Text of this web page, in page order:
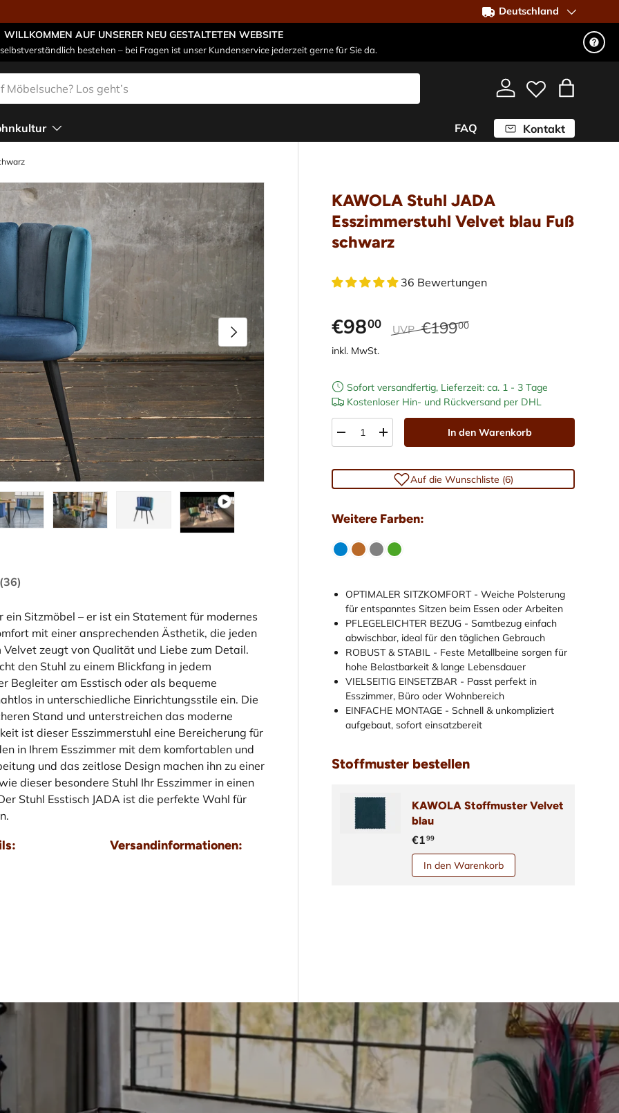
Deutschland
WILLKOMMEN AUF UNSERER NEU GESTALTETEN WEBSITE
bestehen – bei Fragen ist unser Kundenservice jederzeit gerne für Sie da.
Einloggen
FAQ Kontakt
Nächste
laden
5 in Galerieansicht laden
Bild 6 in Galerieansicht laden
Bild 7 in Galerieansicht laden
Video 1 in Galerieansicht abspielen
KAWOLA Stuhl JADA
Esszimmerstuhl Velvet blau Fuß
schwarz
36 Bewertungen
€9800 UVP €19900
inkl. MwSt.
Sofort versandfertig, Lieferzeit: ca. 1 - 3 Tage
Kostenloser Hin- und Rückversand per DHL
-
+ In den Warenkorb
Auf die Wunschliste (6)
Weitere Farben:
OPTIMALER SITZKOMFORT - Weiche Polsterung
für entspanntes Sitzen beim Essen oder Arbeiten
PFLEGELEICHTER BEZUG - Samtbezug einfach
abwischbar, ideal für den täglichen Gebrauch
ROBUST & STABIL - Feste Metallbeine sorgen für
hohe Belastbarkeit & lange Lebensdauer
VIELSEITIG EINSETZBAR - Passt perfekt in
Esszimmer, Büro oder Wohnbereich
EINFACHE MONTAGE - Schnell & unkompliziert
aufgebaut, sofort einsatzbereit
Stoffmuster bestellen
KAWOLA Stoffmuster Velvet
blau
€199
In den Warenkorb
Sitzmöbel – er ist ein Statement für modernes
mit einer ansprechenden Ästhetik, die jeden
zeugt von Qualität und Liebe zum Detail.
den Stuhl zu einem Blickfang in jedem
Begleiter am Esstisch oder als bequeme
in unterschiedliche Einrichtungsstile ein. Die
Stand und unterstreichen das moderne
ist dieser Esszimmerstuhl eine Bereicherung für
in Ihrem Esszimmer mit dem komfortablen und
und das zeitlose Design machen ihn zu einer
dieser besondere Stuhl Ihr Esszimmer in einen
Stuhl Esstisch JADA ist die perfekte Wahl für
Versandinformationen: